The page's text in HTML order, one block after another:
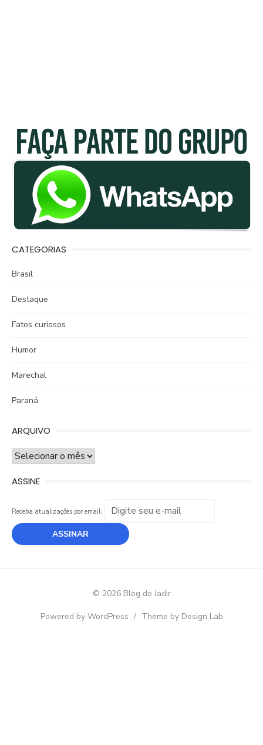
CATEGORIAS
Brasil
Destaque
Fatos curiosos
Humor
Marechal
Paraná
ARQUIVO
ARQUIVO
ASSINE
Receba atualizações por email.
© 2026 Blog do Jadir
Powered by WordPress / Theme by Design Lab